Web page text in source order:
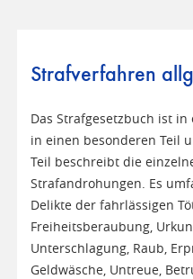
Strafverfahren
Das Strafgesetzbuch ist
in einen besonderen Teil
Teil beschreibt die
Strafandrohungen. Es
Delikte der fahrlässigen
Freiheitsberaubung,
Unterschlagung, Raub,
Geldwäsche, Untreue,